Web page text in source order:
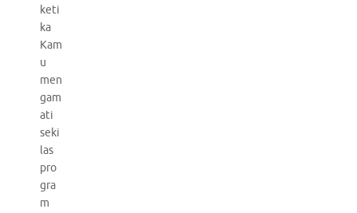
keti
ka
Kam
u
men
gam
ati
seki
las
pro
gra
m